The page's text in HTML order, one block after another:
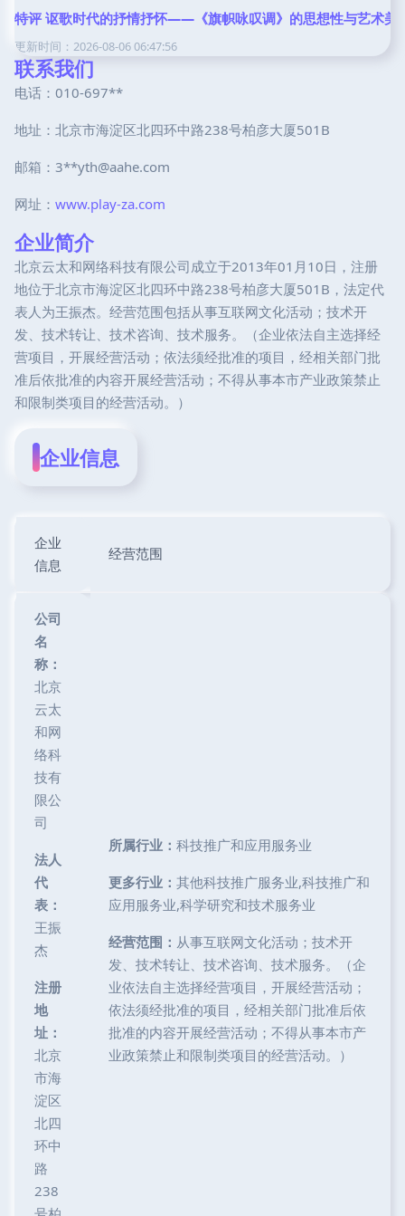
特评 讴歌时代的抒情抒怀——《旗帜咏叹调》的思想性与艺术美
更新时间：2026-08-06 06:47:56
联系我们
电话：010-697**
地址：北京市海淀区北四环中路238号柏彦大厦501B
邮箱：3**yth@aahe.com
网址： www.play-za.com
企业简介
北京云太和网络科技有限公司成立于2013年01月10日，注册
地位于北京市海淀区北四环中路238号柏彦大厦501B，法定代
表人为王振杰。经营范围包括从事互联网文化活动；技术开
发、技术转让、技术咨询、技术服务。（企业依法自主选择经
营项目，开展经营活动；依法须经批准的项目，经相关部门批
准后依批准的内容开展经营活动；不得从事本市产业政策禁止
和限制类项目的经营活动。）
企业信息
企业
信息
经营范围
公司
名
称：
北京
云太
和网
络科
技有
限公
司
法人
代
表：
王振
杰
注册
地
址：
北京
市海
淀区
北四
环中
路
238
所属行业： 科技推广和应用服务业
更多行业： 其他科技推广服务业,科技推广和
应用服务业,科学研究和技术服务业
经营范围： 从事互联网文化活动；技术开
发、技术转让、技术咨询、技术服务。（企
业依法自主选择经营项目，开展经营活动；
依法须经批准的项目，经相关部门批准后依
批准的内容开展经营活动；不得从事本市产
业政策禁止和限制类项目的经营活动。）